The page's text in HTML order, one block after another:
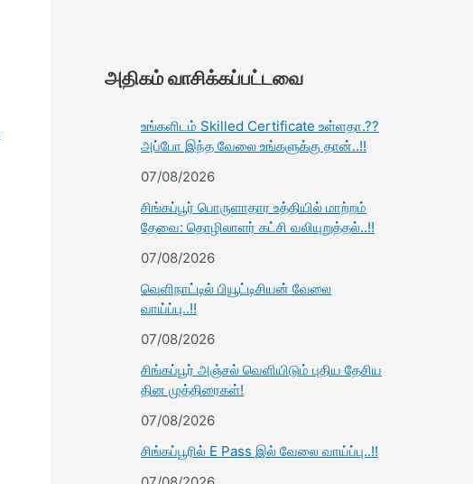
அதிகம் வாசிக்கப்பட்டவை
உங்களிடம் Skilled Certificate உள்ளதா.??
அப்போ இந்த வேலை உங்களுக்கு தான்..!!
07/08/2026
சிங்கப்பூர் பொருளாதார உத்தியில் மாற்றம்
தேவை: தொழிலாளர் கட்சி வலியுறுத்தல்..!!
07/08/2026
வெளிநாட்டில் பியூட்டிசியன் வேலை
வாய்ப்பு..!!
07/08/2026
சிங்கப்பூர் அஞ்சல் வெளியிடும் புதிய தேசிய
தின முத்திரைகள்!
07/08/2026
சிங்கப்பூரில் E Pass இல் வேலை வாய்ப்பு..!!